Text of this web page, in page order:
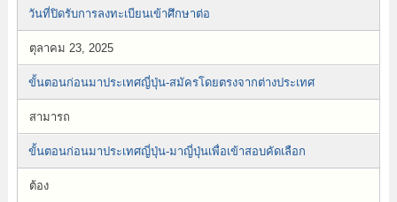
วันที่ปิดรับการลงทะเบียนเข้าศึกษาต่อ
ตุลาคม 23, 2025
ขั้นตอนก่อนมาประเทศญี่ปุ่น-สมัครโดยตรงจากต่างประเทศ
สามารถ
ขั้นตอนก่อนมาประเทศญี่ปุ่น-มาญี่ปุ่นเพื่อเข้าสอบคัดเลือก
ต้อง